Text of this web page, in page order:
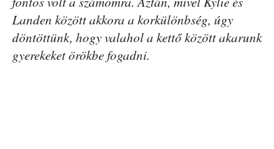
Landen között akkora a korkülönbség, úgy
döntöttünk, hogy valahol a kettő között akarunk
gyerekeket örökbe fogadni.